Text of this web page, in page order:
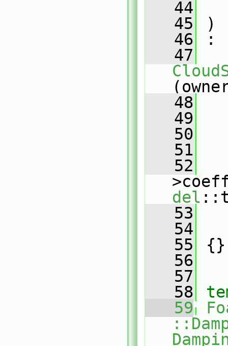
   44
   45
)
   46
:
   47
   48
   49
   50
   51
   52
del
   53
   54
   55
{}
   56
   57
   58
   59